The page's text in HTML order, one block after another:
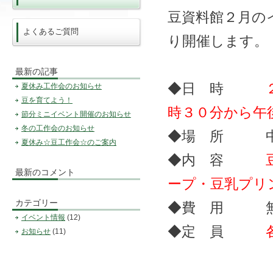
豆資料館２月の
り開催します。
◆日 時
時３０分から午
◆場 所 中札
◆内 容
ープ・豆乳プリ
◆費 用 無
◆定 員
よくあるご質問
最新の記事
夏休み工作会のお知らせ
豆を育てよう！
節分ミニイベント開催のお知らせ
冬の工作会のお知らせ
夏休み☆豆工作会☆のご案内
最新のコメント
カテゴリー
イベント情報 (12)
お知らせ (11)